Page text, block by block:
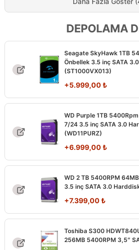
DEPOLAMA
Seagate SkyHawk 1TB
Önbellek 3.5 inç SATA
(ST1000VX013)
+5.999,00 ₺
WD Purple 1TB
7/24 3.5 inç SATA 3.0
(WD11PURZ)
+6.999,00 ₺
WD 2 TB 5400RPM
3.5 inç SATA 3.0
+7.399,00 ₺
Toshiba S300
256MB 5400RPM 3,5″